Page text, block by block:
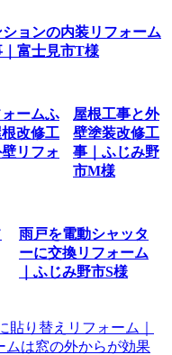
ションの内装リフォーム
｜富士見市T様
屋根工事と外
壁塗装改修工
事｜ふじみ野
市M様
雨戸を電動シャッタ
ーに交換リフォーム
｜ふじみ野市S様
貼り替えリフォーム｜
ムは窓の外からが効果